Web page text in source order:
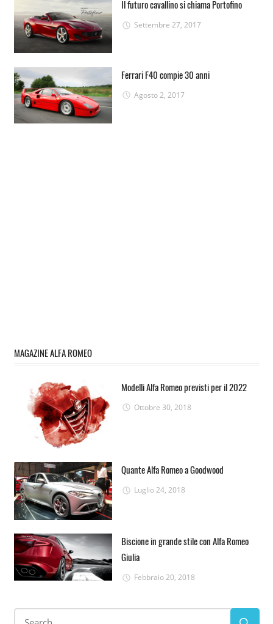
Il futuro cavallino si chiama Portofino
Settembre 27, 2017
Ferrari F40 compie 30 anni
Agosto 2, 2017
MAGAZINE ALFA ROMEO
Modelli Alfa Romeo previsti per il 2022
Ottobre 30, 2018
Quante Alfa Romeo a Goodwood
Luglio 24, 2018
Biscione in grande stile con Alfa Romeo
Giulia
Febbraio 20, 2018